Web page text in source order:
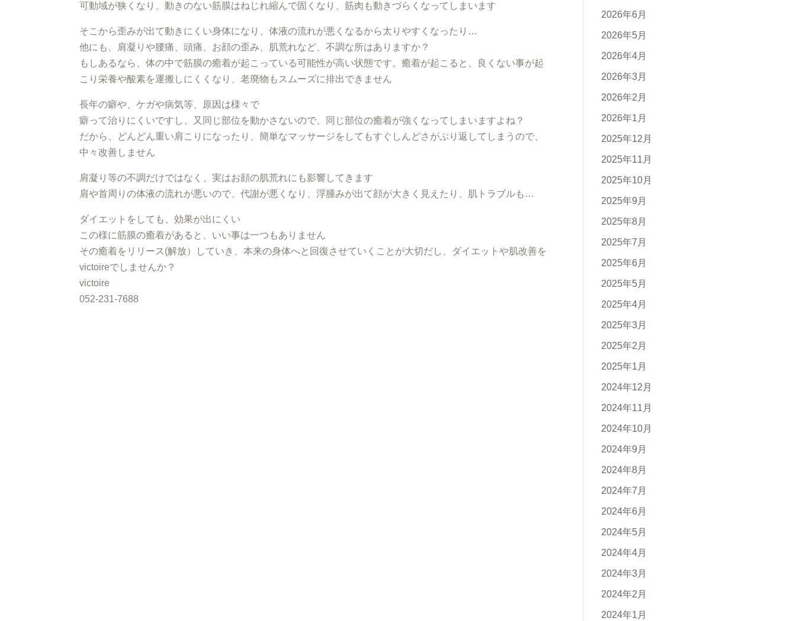
可動域が狭くなり、動きのない筋膜はねじれ縮んで固くなり、筋肉も動きづらくなってしまいます
そこから歪みが出て動きにくい身体になり、体液の流れが悪くなるから太りやすくなったり…
他にも、肩凝りや腰痛、頭痛、お顔の歪み、肌荒れなど、不調な所はありますか？
もしあるなら、体の中で筋膜の癒着が起こっている可能性が高い状態です。癒着が起こると、良くない事が起
こり栄養や酸素を運搬しにくくなり、老廃物もスムーズに排出できません
長年の癖や、ケガや病気等、原因は様々で
癖って治りにくいですし、又同じ部位を動かさないので、同じ部位の癒着が強くなってしまいますよね？
だから、どんどん重い肩こりになったり、簡単なマッサージをしてもすぐしんどさがぶり返してしまうので、
中々改善しません
肩凝り等の不調だけではなく、実はお顔の肌荒れにも影響してきます
肩や首周りの体液の流れが悪いので、代謝が悪くなり、浮腫みが出て顔が大きく見えたり、肌トラブルも…
ダイエットをしても、効果が出にくい
この様に筋膜の癒着があると、いい事は一つもありません
その癒着をリリース(解放）していき、本来の身体へと回復させていくことが大切だし、ダイエットや肌改善を
victoireでしませんか？
victoire
052-231-7688
2026年6月
2026年5月
2026年4月
2026年3月
2026年2月
2026年1月
2025年12月
2025年11月
2025年10月
2025年9月
2025年8月
2025年7月
2025年6月
2025年5月
2025年4月
2025年3月
2025年2月
2025年1月
2024年12月
2024年11月
2024年10月
2024年9月
2024年8月
2024年7月
2024年6月
2024年5月
2024年4月
2024年3月
2024年2月
2024年1月